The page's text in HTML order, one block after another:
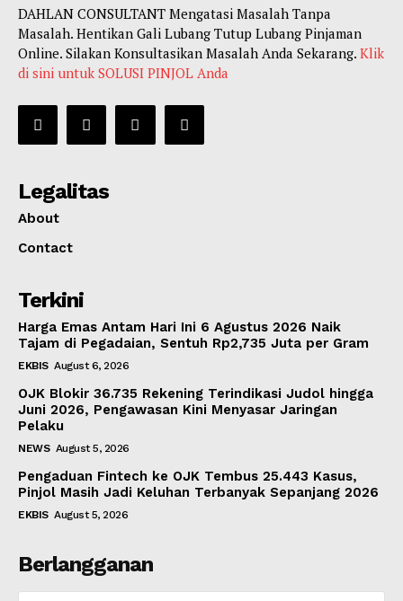
DAHLAN CONSULTANT Mengatasi Masalah Tanpa
Masalah. Hentikan Gali Lubang Tutup Lubang Pinjaman
Online. Silakan Konsultasikan Masalah Anda Sekarang. Klik
di sini untuk SOLUSI PINJOL Anda
Legalitas
About
Contact
Terkini
Harga Emas Antam Hari Ini 6 Agustus 2026 Naik
Tajam di Pegadaian, Sentuh Rp2,735 Juta per Gram
EKBIS August 6, 2026
OJK Blokir 36.735 Rekening Terindikasi Judol hingga
Juni 2026, Pengawasan Kini Menyasar Jaringan
Pelaku
NEWS August 5, 2026
Pengaduan Fintech ke OJK Tembus 25.443 Kasus,
Pinjol Masih Jadi Keluhan Terbanyak Sepanjang 2026
EKBIS August 5, 2026
Berlangganan